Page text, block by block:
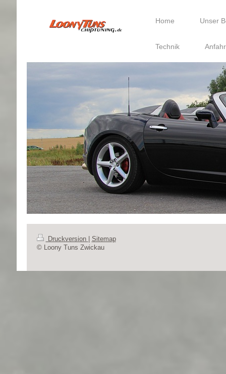
Home Unser
Technik
Druckversion
Sitemap
© Loony Tuns Zwickau